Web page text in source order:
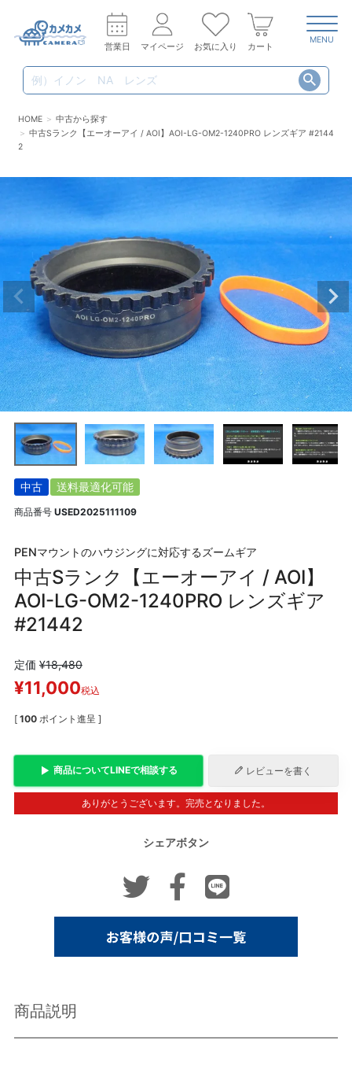
営業日 マイページ お気に入り カート
MENU
HOME
中古から探す
中古Sランク【エーオーアイ / AOI】AOI-LG-OM2-1240PRO レンズギア #2144
2
中古 送料最適化可能
商品番号 USED2025111109
PENマウントのハウジングに対応するズームギア
中古Sランク【エーオーアイ / AOI】
AOI-LG-OM2-1240PRO レンズギア
#21442
定価 ¥18,480
¥11,000税込
[ 100 ポイント進呈 ]
商品についてLINEで相談する レビューを書く
ありがとうございます。完売となりました。
シェアボタン
商品説明